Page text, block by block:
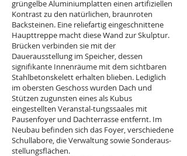
grüngelbe Aluminiumplatten einen artifiziellen
Kontrast zu den natürlichen, braunroten
Backsteinen. Eine reliefartig eingeschnittene
Haupttreppe macht diese Wand zur Skulptur.
Brücken verbinden sie mit der
Dauerausstellung im Speicher, dessen
signifikante Innenräume mit dem sichtbaren
Stahlbetonskelett erhalten blieben. Lediglich
im obersten Geschoss wurden Dach und
Stützen zugunsten eines als Kubus
eingestellten Veranstal-tungssaales mit
Pausenfoyer und Dachterrasse entfernt. Im
Neubau befinden sich das Foyer, verschiedene
Schullabore, die Verwaltung sowie Sonderaus-
stellungsflächen.